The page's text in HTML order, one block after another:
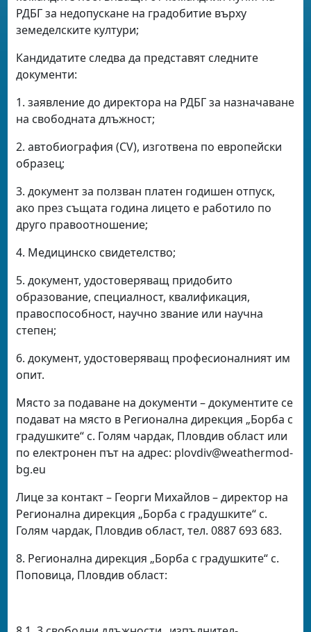
РДБГ за недопускане на градобитие върху
земеделските култури;
Кандидатите следва да представят следните
документи:
1. заявление до директора на РДБГ за назначаване
на свободната длъжност;
2. автобиография (CV), изготвена по европейски
образец;
3. документ за ползван платен годишен отпуск,
ако през същата година лицето е работило по
друго правоотношение;
4. Медицинско свидетелство;
5. документ, удостоверяващ придобито
образование, специалност, квалификация,
правоспособност, научно звание или научна
степен;
6. документ, удостоверяващ професионалният им
опит.
Място за подаване на документи – документите се
подават на място в Регионална дирекция „Борба с
градушките“ с. Голям чардак, Пловдив област или
по електронен път на адрес: plovdiv@weathermod-
bg.eu
Лице за контакт – Георги Михайлов – директор на
Регионална дирекция „Борба с градушките“ с.
Голям чардак, Пловдив област, тел. 0887 693 683.
8. Регионална дирекция „Борба с градушките“ с.
Поповица, Пловдив област: